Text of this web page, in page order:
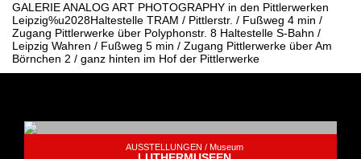
GALERIE ANALOG ART PHOTOGRAPHY in den Pittlerwerken
Leipzig%u2028Haltestelle TRAM / Pittlerstr. / Fußweg 4 min /
Zugang Pittlerwerke über Polyphonstr. 8 Haltestelle S-Bahn /
Leipzig Wahren / Fußweg 5 min / Zugang Pittlerwerke über Am
Börnchen 2 / ganz hinten im Hof der Pittlerwerke
AUSSTELLUNGEN / Museum